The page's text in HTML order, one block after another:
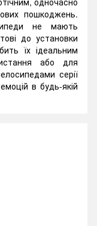
пошкоджень.
не мають
до установки
їх ідеальним
або для
серії
в будь-якій